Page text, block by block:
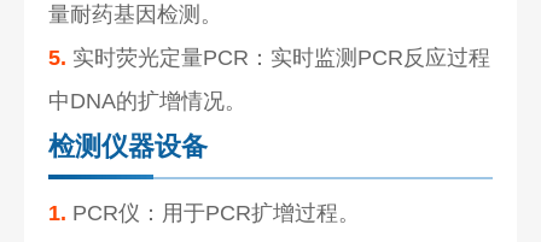
量耐药基因检测。
5. 实时荧光定量PCR：实时监测PCR反应过程
中DNA的扩增情况。
检测仪器设备
1. PCR仪：用于PCR扩增过程。